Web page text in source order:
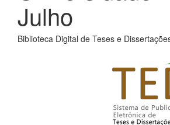
Julho
Biblioteca Digital de Teses e